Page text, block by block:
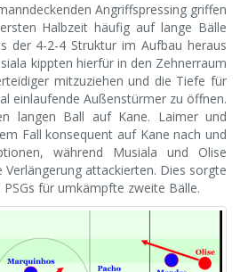
Angriffspressing griffen
Halbzeit häufig auf lange Bälle
der 4-2-4 Struktur im Aufbau heraus
kippten hierfür in den Zehnerraum
mitzuziehen und die Tiefe für
einlaufende Außenstürmer zu öffnen.
langen Ball auf Kane. Laimer und
Fall konsequent auf Kane nach und
während Musiala und Olise
attackierten. Dies sorgte
für umkämpfte zweite Bälle.